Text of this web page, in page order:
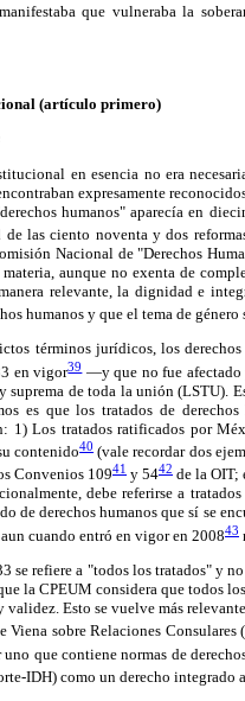
que vulneraba la
(artículo primero)
en esencia no era
expresamente
humanos" aparecía en
las ciento noventa y dos
Nacional de "Derechos
aunque no exenta de
relevante, la dignidad e
humanos y que el tema de
términos jurídicos, los
en vigor39—y que no fue afectado
suprema de toda la unión (LSTU).
es que los tratados de derechos
1) Los tratados ratificados por
contenido40 (vale recordar dos
Convenios 10941 y 5442 de la OIT;
debe referirse a
de derechos humanos que sí se
cuando entró en vigor en 200843
se refiere a "todos los tratados" y
la CPEUM considera que todos
Esto se vuelve más
Viena sobre Relaciones Consulares
que contiene normas de
IDH) como un derecho